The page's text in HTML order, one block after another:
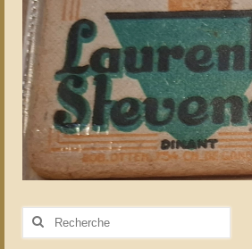
Rechercher